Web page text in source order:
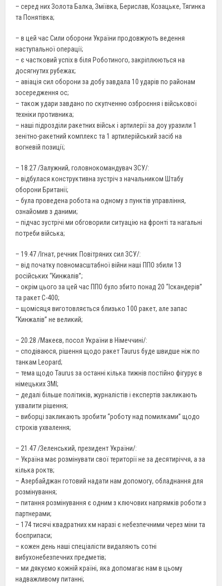
– серед них Золота Балка, Зміївка, Берислав, Козацьке, Тягинка
та Понятівка;
– в цей час Сили оборони України продовжують ведення
наступальної операції;
– є частковий успіх в біля Роботиного, закріплюються на
досягнутих рубежах;
– авіація сил оборони за добу завдала 10 ударів по районам
зосередження ос;
– також удари завдано по скупченню озброєння і військової
техніки противника;
– наші підрозділи ракетних військ і артилерії за доу уразили 1
зенітно-ракетний комплекс та 1 артилерійський засіб на
вогневій позиції;
– 18.27 /Залужний, головнокомандувач ЗСУ/:
– відбулася конструктивна зустріч з начальником Штабу
оборони Британії;
– була проведена робота на одному з пунктів управління,
ознайомив з даними;
– підчас зустрічі ми обговорили ситуацію на фронті та нагальні
потреби війська;
– 19.47 /Ігнат, речник Повітряних сил ЗСУ/:
– від початку повномасштабної війни наші ППО збили 13
російських “Кинжалів”;
– окрім цього за цей час ППО було збито понад 20 “Іскандерів”
та ракет С-400;
– щомісяця виготовляється близько 100 ракет, але запас
“Кинжалів” не великий;
– 20.28 /Макеєв, посол України в Німеччині/:
– сподіваюся, рішення щодо ракет Taurus буде швидше ніж по
танкам Leopard;
– тема щодо Taurus за останні кілька тижнів постійно фігурує в
німецьких ЗМІ;
– дедалі більше політиків, журналістів і експертів закликають
ухвалити рішення;
– виборці закликають зробити “роботу над помилками” щодо
строків ухвалення;
– 21.47 /Зеленський, президент України/:
– Україна має розмінувати свої території не за десятиріччя, а за
кілька роктв;
– Азербайджан готовий надати нам допомогу, обладнання для
розмінування;
– питання розмінування є одним з ключових напрямків роботи з
партнерами;
– 174 тисячі квадратних км наразі є небезпечними через міни та
боєприпаси;
– кожен день наші спеціалісти видаляють сотні
вибухонебезпечних предметів;
– ми дякуємо кожній країні, яка допомагає нам в цьому
надважливому питанні;